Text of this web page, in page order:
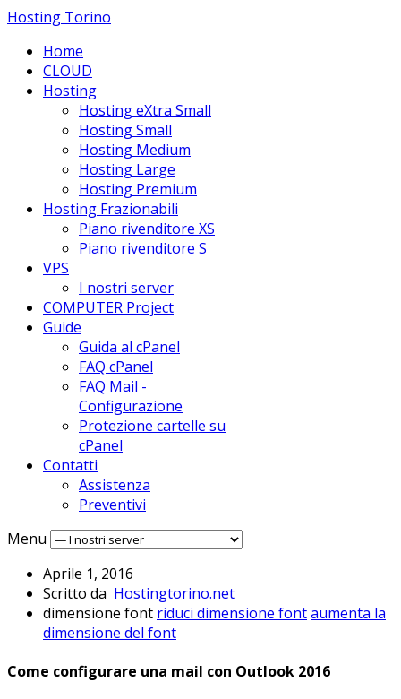
Hosting Torino
Home
CLOUD
Hosting
Hosting eXtra Small
Hosting Small
Hosting Medium
Hosting Large
Hosting Premium
Hosting Frazionabili
Piano rivenditore XS
Piano rivenditore S
VPS
I nostri server
COMPUTER Project
Guide
Guida al cPanel
FAQ cPanel
FAQ Mail -
Configurazione
Protezione cartelle su
cPanel
Contatti
Assistenza
Preventivi
Menu
Aprile 1, 2016
Scritto da Hostingtorino.net
dimensione font riduci dimensione fontaumenta la
dimensione del font
Come configurare una mail con Outlook 2016